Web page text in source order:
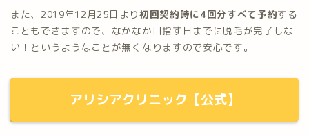
また、2019年12月25日より初回契約時に4回分すべて予約する
こともできますので、なかなか目指す日までに脱毛が完了しな
い！というようなことが無くなりますので安心です。
アリシアクリニック【公式】